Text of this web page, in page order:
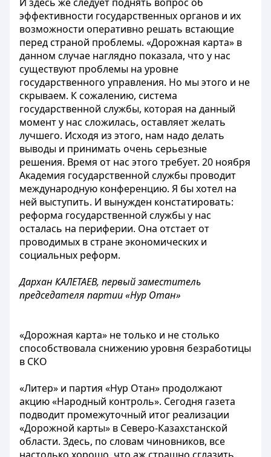
эффективности государственных органов и их
возможности оперативно решать встающие
перед страной проблемы. «Дорожная карта» в
данном случае наглядно показала, что у нас
существуют проблемы на уровне
государственного управления. Но мы этого и не
скрываем. К сожалению, система
государственной службы, которая на данный
момент у нас сложилась, оставляет желать
лучшего. Исходя из этого, нам надо делать
выводы и принимать очень серьезные
решения. Время от нас этого требует. 20 ноября
Академия государственной службы проводит
международную конференцию. Я бы хотел на
ней выступить. И вынужден констатировать:
реформа государственной службы у нас
осталась на периферии. Она отстает от
проводимых в стране экономических и
социальных реформ.
Дархан КАЛЕТАЕВ, первый заместитель
председателя партии «Нур Отан»
«Дорожная карта» не только и не столько
способствовала снижению уровня безработицы
в СКО
«Литер» и партия «Нур Отан» продолжают
акцию «Народный контроль». Сегодня газета
подводит промежуточный итог реализации
«Дорожной карты» в Северо-Казахстанской
области. Здесь, по словам чиновников, все